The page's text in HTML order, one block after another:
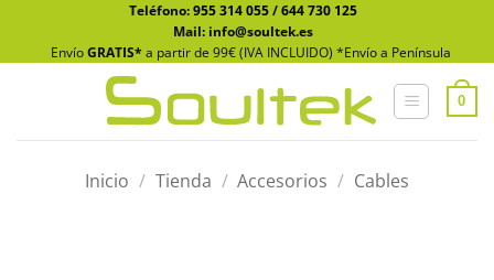
contenido
Teléfono:955 314 055/644 730 125
Mail: info@soultek.es
EnvíoGRATIS* a partir de 99€ (IVA INCLUIDO) *Envío a Península
0
Inicio / Tienda / Accesorios / Cables